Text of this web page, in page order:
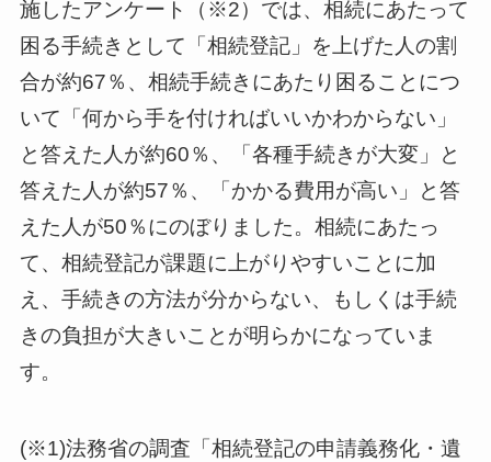
施したアンケート（※2）では、相続にあたって
困る手続きとして「相続登記」を上げた人の割
合が約67％、相続手続きにあたり困ることにつ
いて「何から手を付ければいいかわからない」
と答えた人が約60％、「各種手続きが大変」と
答えた人が約57％、「かかる費用が高い」と答
えた人が50％にのぼりました。相続にあたっ
て、相続登記が課題に上がりやすいことに加
え、手続きの方法が分からない、もしくは手続
きの負担が大きいことが明らかになっていま
す。
(※1)法務省の調査「相続登記の申請義務化・遺